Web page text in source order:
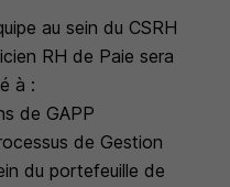
au sein du CSRH
RH de Paie sera
à :
de GAPP
de Gestion
du portefeuille de